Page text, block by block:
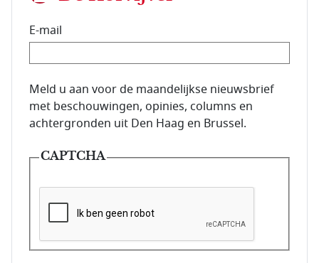
E-mail
E-mailadres van de abonnee.
Meld u aan voor de maandelijkse nieuwsbrief
met beschouwingen, opinies, columns en
achtergronden uit Den Haag en Brussel.
CAPTCHA
Deze vraag is om te controleren dat u een mens